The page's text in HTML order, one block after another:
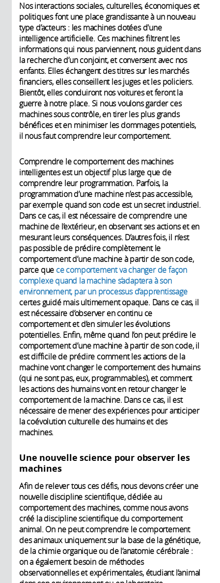
Nos interactions sociales, culturelles, économiques et
politiques font une place grandissante à un nouveau
type d’acteurs : les machines dotées d'une
intelligence artificielle. Ces machines filtrent les
informations qui nous parviennent, nous guident dans
la recherche d’un conjoint, et conversent avec nos
enfants. Elles échangent des titres sur les marchés
financiers, elles conseillent les juges et les policiers.
Bientôt, elles conduiront nos voitures et feront la
guerre à notre place. Si nous voulons garder ces
machines sous contrôle, en tirer les plus grands
bénéfices et en minimiser les dommages potentiels,
il nous faut comprendre leur comportement.
Comprendre le comportement des machines
intelligentes est un objectif plus large que de
comprendre leur programmation. Parfois, la
programmation d’une machine n’est pas accessible,
par exemple quand son code est un secret industriel.
Dans ce cas, il est nécessaire de comprendre une
machine de l’extérieur, en observant ses actions et en
mesurant leurs conséquences. D’autres fois, il n’est
pas possible de prédire complètement le
comportement d’une machine à partir de son code,
parce que ce comportement va changer de façon
complexe quand la machine s’adaptera à son
environnement, par un processus d’apprentissage
certes guidé mais ultimement opaque. Dans ce cas, il
est nécessaire d’observer en continu ce
comportement et d’en simuler les évolutions
potentielles. Enfin, même quand l’on peut prédire le
comportement d’une machine à partir de son code, il
est difficile de prédire comment les actions de la
machine vont changer le comportement des humains
(qui ne sont pas, eux, programmables), et comment
les actions des humains vont en retour changer le
comportement de la machine. Dans ce cas, il est
nécessaire de mener des expériences pour anticiper
la coévolution culturelle des humains et des
machines.
Une nouvelle science pour observer les
machines
Afin de relever tous ces défis, nous devons créer une
nouvelle discipline scientifique, dédiée au
comportement des machines, comme nous avons
créé la discipline scientifique du comportement
animal. On ne peut comprendre le comportement
des animaux uniquement sur la base de la génétique,
de la chimie organique ou de l’anatomie cérébrale :
on a également besoin de méthodes
observationnelles et expérimentales, étudiant l’animal